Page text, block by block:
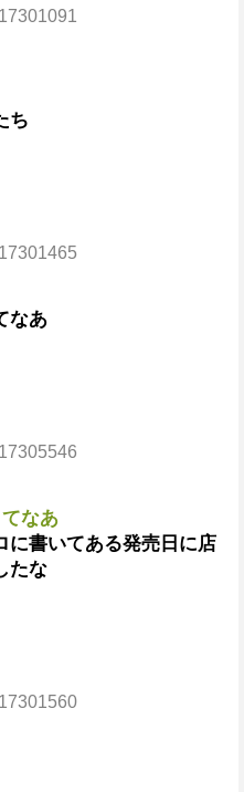
ち
なあ
なあ
に書いてある発売日に店
たな